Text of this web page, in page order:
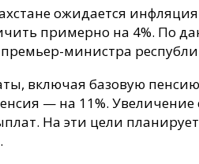
ожидается инфляция
примерно на 4%. По
министра
включая базовую
— на 11%.
На эти цели